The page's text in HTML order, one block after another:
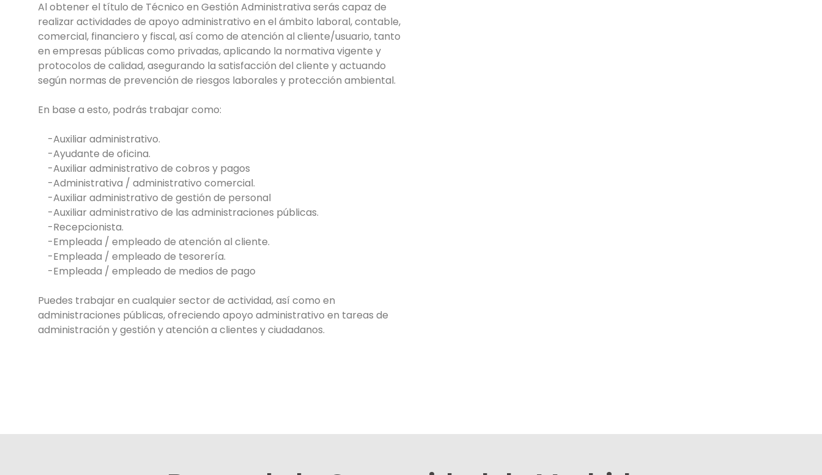
Al obtener el título de Técnico en Gestión Administrativa serás capaz de
realizar actividades de apoyo administrativo en el ámbito laboral, contable,
comercial, financiero y fiscal, así como de atención al cliente/usuario, tanto
en empresas públicas como privadas, aplicando la normativa vigente y
protocolos de calidad, asegurando la satisfacción del cliente y actuando
según normas de prevención de riesgos laborales y protección ambiental.
En base a esto, podrás trabajar como:
-Auxiliar administrativo.
-Ayudante de oficina.
-Auxiliar administrativo de cobros y pagos
-Administrativa / administrativo comercial.
-Auxiliar administrativo de gestión de personal
-Auxiliar administrativo de las administraciones públicas.
-Recepcionista.
-Empleada / empleado de atención al cliente.
-Empleada / empleado de tesorería.
-Empleada / empleado de medios de pago
Puedes trabajar en cualquier sector de actividad, así como en
administraciones públicas, ofreciendo apoyo administrativo en tareas de
administración y gestión y atención a clientes y ciudadanos.